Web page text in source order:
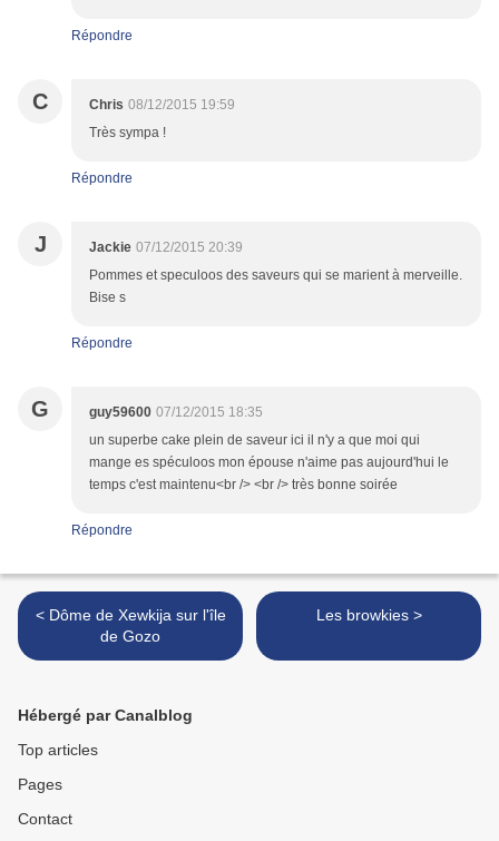
Répondre
C Chris 08/12/2015 19:59
Très sympa !
Répondre
J Jackie 07/12/2015 20:39
Pommes et speculoos des saveurs qui se marient à merveille.
Bise s
Répondre
G guy59600 07/12/2015 18:35
un superbe cake plein de saveur ici il n'y a que moi qui
mange es spéculoos mon épouse n'aime pas aujourd'hui le
temps c'est maintenu<br /> <br /> très bonne soirée
Répondre
< Dôme de Xewkija sur l'île
de Gozo
Les browkies >
Hébergé par Canalblog
Top articles
Pages
Contact